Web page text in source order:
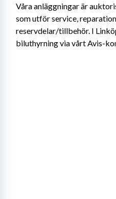
Våra anläggningar är
som utför service,
reservdelar/tillbehör. I
biluthyrning via vårt Avis-